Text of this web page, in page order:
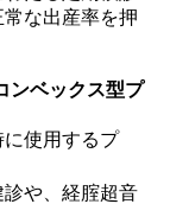
な出産率を押
ンベックス型プ
使用するプ
や、経腟超音